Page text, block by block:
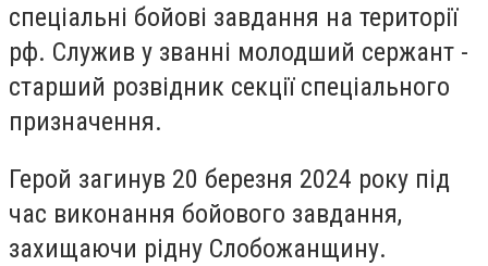
спеціальні бойові завдання на території
рф. Служив у званні молодший сержант -
старший розвідник секції спеціального
призначення.
Герой загинув 20 березня 2024 року під
час виконання бойового завдання,
захищаючи рідну Слобожанщину.